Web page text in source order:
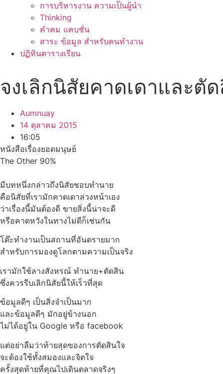
การบริหารงาน ความเป็นผู้นำ
Thinking
คำคม แคบชั่น
สาระ ข้อมูล สำหรับคนทำงาน
ปฏิทินตารางเรียน
จงเลิกนิสัยคาดเดาและตั
Aumnuay
14 ตุลาคม 2015
16:05
หนังสือเรื่องยอดมนุษย์
The Other 90%
มีบทหนึ่งกล่าวถึงนิสัยชอบทำนาย
คือนิสัยที่เรามักคาดเดาล่วงหน้าเอง
ว่าเรื่องนี้มันต้องดี ขายสิ่งนี้น่าจะดี
หรือคาดหวังในทางไม่ดีก็เช่นกัน
โต๊ะทำงานเป็นสถานที่อันตรายมาก
สำหรับการมองดูโลกตามความเป็นจริง
เรามักใช้ลางสังหรณ์ ทำนาย+ตัดสิน
ซึ่งควรรีบเลิกนิสัยนี้ให้เร็วที่สุด
ข้อมูลดีๆ เป็นสิ่งจำเป็นมาก
และข้อมูลดีๆ มักอยู่ข้างนอก
ไม่ได้อยู่ใน Google หรือ facebook
แต่อย่าลืมว่าท้ายสุดของการตัดสินใจ
จะต้องใช้ทั้งสมองและจิตใจ
ครั้งสุดท้ายที่คุณไปเดินตลาดจริงๆ